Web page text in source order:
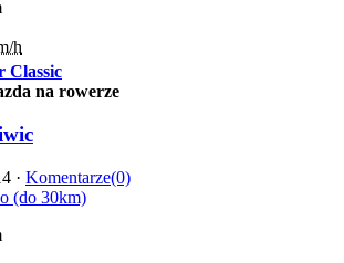
h
Classic
na rowerze
· Komentarze(0)
(do 30km)